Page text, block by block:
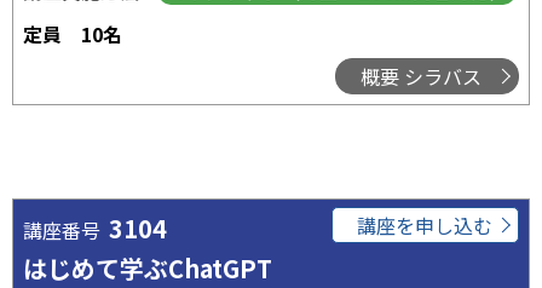
定員
10名
概要 シラバス
講座番号 3104
はじめて学ぶChatGPT
講座を申し込む